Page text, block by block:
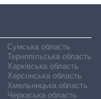
Сумська область
Тернопільська область
Харківська область
Херсонська область
Хмельницька область
Черкаська область